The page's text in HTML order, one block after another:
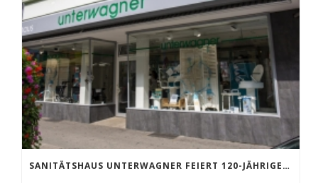
SANITÄTSHAUS UNTERWAGNER FEIERT 120-JÄHRIGES BESTEHEN